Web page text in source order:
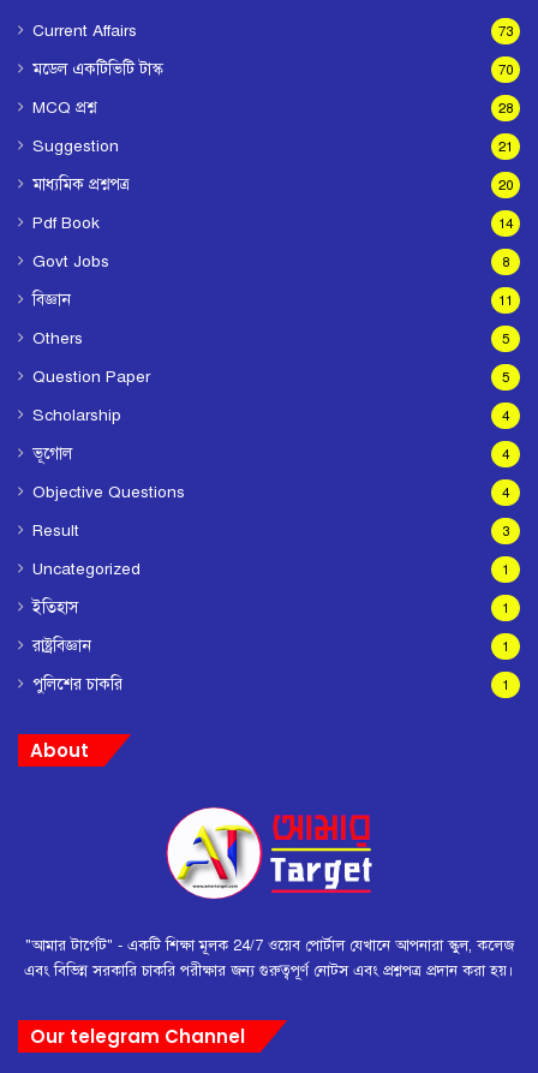
Current Affairs 73
মডেল একটিভিটি টাস্ক 70
MCQ প্রশ্ন 28
Suggestion 21
মাধ্যমিক প্রশ্নপত্র 20
Pdf Book 14
Govt Jobs 8
বিজ্ঞান 11
Others 5
Question Paper 5
Scholarship 4
ভূগোল 4
Objective Questions 4
Result 3
Uncategorized 1
ইতিহাস 1
রাষ্ট্রবিজ্ঞান 1
পুলিশের চাকরি 1
About
"আমার টার্গেট" - একটি শিক্ষা মূলক 24/7 ওয়েব পোর্টাল যেখানে আপনারা স্কুল, কলেজ
এবং বিভিন্ন সরকারি চাকরি পরীক্ষার জন্য গুরুত্বপূর্ণ নোটস এবং প্রশ্নপত্র প্রদান করা হয়।
Our telegram Channel